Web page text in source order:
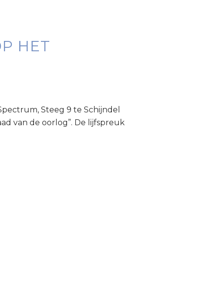
HET
Steeg 9 te Schijndel
van de oorlog”. De lijfspreuk